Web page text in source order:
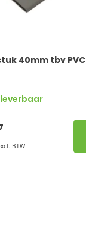
40mm tbv PVC
BTW